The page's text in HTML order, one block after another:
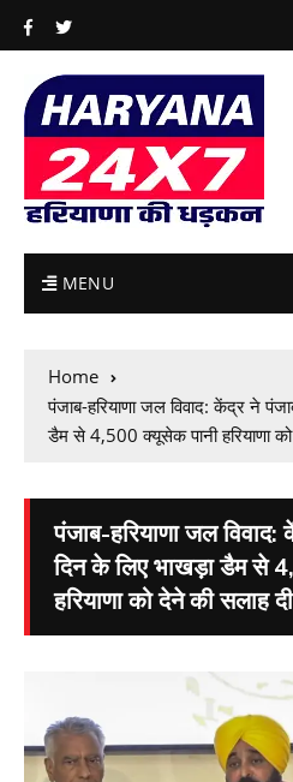
MENU
Home
पंजाब-हरियाणा जल विवाद: केंद्र ने
डैम से 4,500 क्यूसेक पानी हरियाणा
पंजाब-हरियाणा जल
दिन के लिए भाखड़ा डैम से
हरियाणा को देने की सलाह दी